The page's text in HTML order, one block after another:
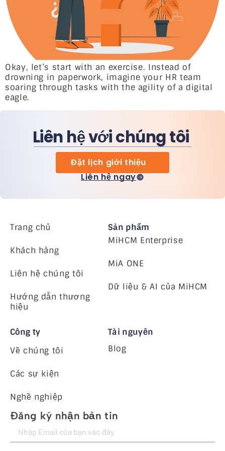
Okay, let’s start with an exercise. Instead of
drowning in paperwork, imagine your HR team
soaring through tasks with the agility of a digital
eagle.
Liên hệ với chúng tôi
Đặt lịch giới thiệu
Liên hệ ngay
Trang chủ
Khách hàng
Liên hệ chúng tôi
Hướng dẫn thương
hiệu
Sản phẩm
MiHCM Enterprise
MiA ONE
Dữ liệu & AI của MiHCM
Công ty
Về chúng tôi
Các sự kiện
Nghề nghiệp
Tài nguyên
Blog
Đăng ký nhận bản tin